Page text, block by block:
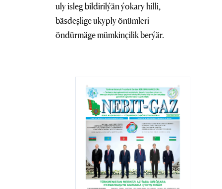
uly isleg bildirilýän ýokary hilli,
bäsdeşlige ukyply önümleri
öndürmäge mümkinçilik berýär.